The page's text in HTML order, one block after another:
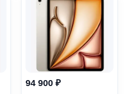
94 900 ₽